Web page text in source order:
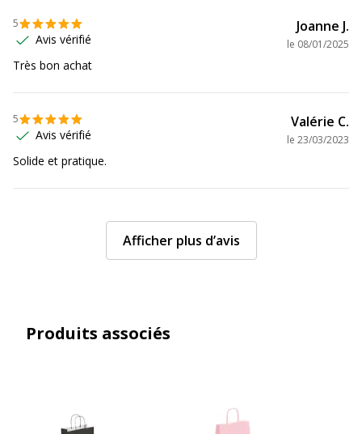
Hauteur
Largeur
5
Avis vérifié
Joanne J.
le 08/01/2025
Très bon achat
5
Avis vérifié
Valérie C.
le 23/03/2023
Solide et pratique.
Afficher plus d’avis
Produits associés